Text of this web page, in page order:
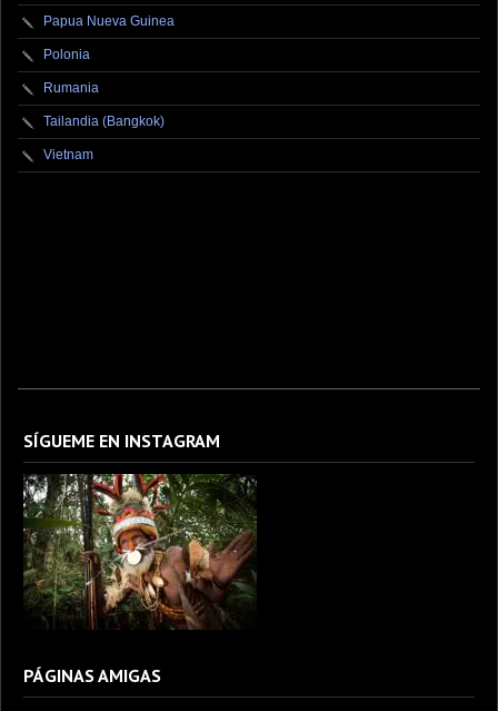
Papua Nueva Guinea
Polonia
Rumania
Tailandia (Bangkok)
Vietnam
SÍGUEME EN INSTAGRAM
PÁGINAS AMIGAS